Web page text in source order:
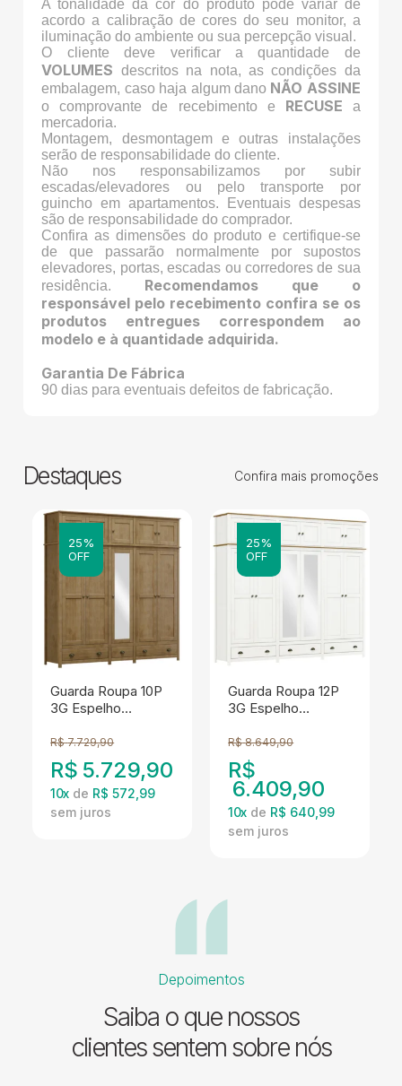
A tonalidade da cor do produto pode variar de
acordo a calibração de cores do seu monitor, a
iluminação do ambiente ou sua percepção visual.
O cliente deve verificar a quantidade de
VOLUMES descritos na nota, as condições da
embalagem, caso haja algum dano NÃO ASSINE
o comprovante de recebimento e RECUSE a
mercadoria.
Montagem, desmontagem e outras instalações
serão de responsabilidade do cliente.
Não nos responsabilizamos por subir
escadas/elevadores ou pelo transporte por
guincho em apartamentos. Eventuais despesas
são de responsabilidade do comprador.
Confira as dimensões do produto e certifique-se
de que passarão normalmente por supostos
elevadores, portas, escadas ou corredores de sua
residência. Recomendamos que o
responsável pelo recebimento confira se os
produtos entregues correspondem ao
modelo e à quantidade adquirida.
Garantia De Fábrica
90 dias para eventuais defeitos de fabricação.
Destaques Confira mais promoções
25%
OFF
Guarda Roupa 10P
3G Espelho
220 cm 9139 Freijo
Milani Store
R$ 7.729,90
R$ 5.729,90
10x de R$ 572,99
25%
OFF
Guarda Roupa 12P
3G Espelho
cm 9134 Branco
Freijo Milani Store
R$ 8.649,90
R$
6.409,90
10x de R$ 640,99
Depoimentos
Saiba o que nossos
clientes sentem sobre nós